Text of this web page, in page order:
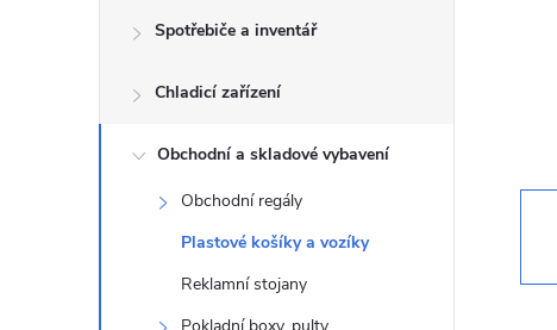
a
Spotřebiče a inventář
Chladicí zařízení
Obchodní a skladové vybavení
Obchodní regály
Plastové košíky a vozíky
Reklamní stojany